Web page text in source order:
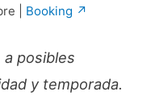
| Booking ↗
posibles
y temporada.